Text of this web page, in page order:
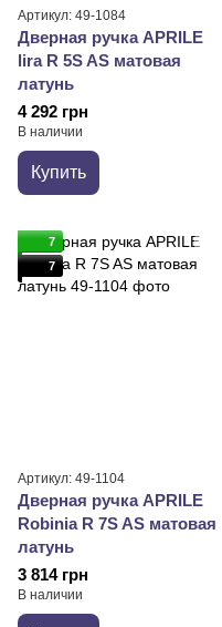
Артикул: 49-1084
Дверная ручка APRILE
lira R 5S AS матовая
латунь
4 292 грн
В наличии
Купить
7
7
Артикул: 49-1104
Дверная ручка APRILE
Robinia R 7S AS матовая
латунь
3 814 грн
В наличии